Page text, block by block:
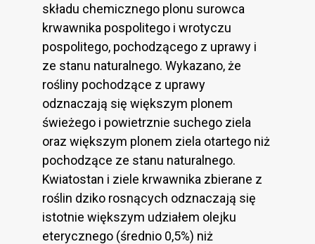
składu chemicznego plonu surowca
krwawnika pospolitego i wrotyczu
pospolitego, pochodzącego z uprawy i
ze stanu naturalnego. Wykazano, że
rośliny pochodzące z uprawy
odznaczają się większym plonem
świeżego i powietrznie suchego ziela
oraz większym plonem ziela otartego niż
pochodzące ze stanu naturalnego.
Kwiatostan i ziele krwawnika zbierane z
roślin dziko rosnących odznaczają się
istotnie większym udziałem olejku
eterycznego (średnio 0,5%) niż